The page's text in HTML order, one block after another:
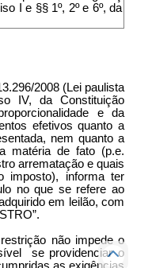
I e §§ 1º, 2º e 6º, da
2008 (Lei paulista
IV, da Constituição
e da
efetivos quanto a
nem quanto a
matéria de fato (p.e.
arrematação e quais
imposto), informa ter
no que se refere ao
em leilão, com
não impede o
se providenciar o